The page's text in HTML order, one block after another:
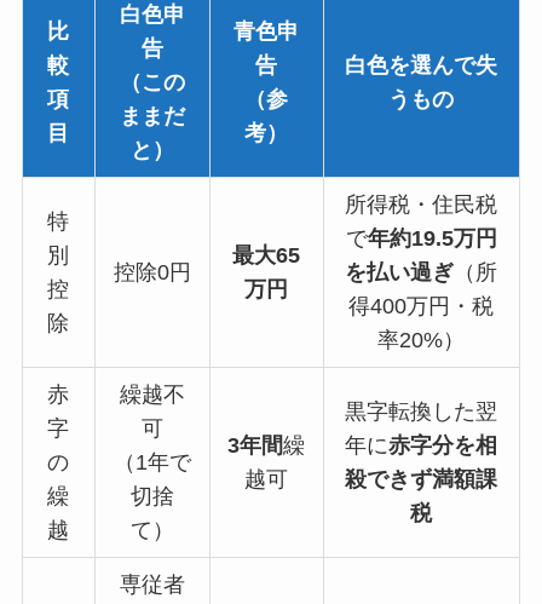
比
較
項
目
白色申
告
（この
ままだ
と）
青色申
告
（参
考）
白色を選んで失
うもの
特
別
控
除
控除0円
最大65
万円
所得税・住民税
で年約19.5万円
を払い過ぎ （所
得400万円・税
率20%）
赤
字
の
繰
越
繰越不
可
（1年で
切捨
て）
3年間繰
越可
黒字転換した翌
年に赤字分を相
殺できず満額課
税
専従者